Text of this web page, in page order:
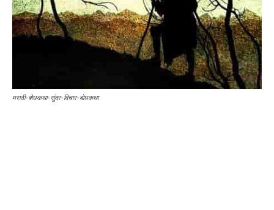
मराठी-बोधकथा-सुंदर-विचार-बोधकथा